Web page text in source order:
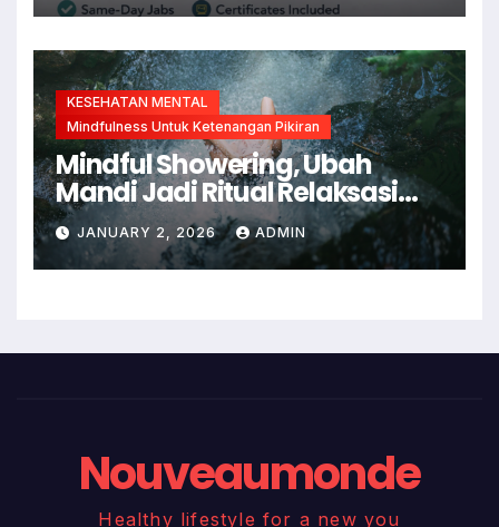
KESEHATAN MENTAL
Mindfulness Untuk Ketenangan Pikiran
Mindful Showering, Ubah
Mandi Jadi Ritual Relaksasi
dan Kesadaran Diri
JANUARY 2, 2026 ADMIN
Nouveaumonde
Healthy lifestyle for a new you